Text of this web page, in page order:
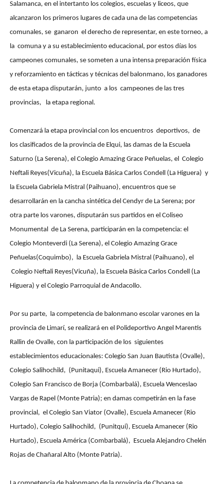
Salamanca, en el intertanto los colegios, escuelas y liceos, que
alcanzaron los primeros lugares de cada una de las competencias
comunales, se ganaron el derecho de representar, en este torneo, a
la comuna y a su establecimiento educacional, por estos días los
campeones comunales, se someten a una intensa preparación física
y reforzamiento en tácticas y técnicas del balonmano, los ganadores
de esta etapa disputarán, junto a los campeones de las tres
provincias, la etapa regional.
Comenzará la etapa provincial con los encuentros deportivos, de
los clasificados de la provincia de Elqui, las damas de la Escuela
Saturno (La Serena), el Colegio Amazing Grace Peñuelas, el Colegio
Neftali Reyes(Vicuña), la Escuela Básica Carlos Condell (La Higuera) y
la Escuela Gabriela Mistral (Paihuano), encuentros que se
desarrollarán en la cancha sintética del Cendyr de La Serena; por
otra parte los varones, disputarán sus partidos en el Coliseo
Monumental de La Serena, participarán en la competencia: el
Colegio Monteverdi (La Serena), el Colegio Amazing Grace
Peñuelas(Coquimbo), la Escuela Gabriela Mistral (Paihuano), el
Colegio Neftali Reyes(Vicuña), la Escuela Básica Carlos Condell (La
Higuera) y el Colegio Parroquial de Andacollo.
Por su parte, la competencia de balonmano escolar varones en la
provincia de Limarí, se realizará en el Polideportivo Angel Marentis
Rallin de Ovalle, con la participación de los siguientes
establecimientos educacionales: Colegio San Juan Bautista (Ovalle),
Colegio Salihochild, (Punitaqui), Escuela Amanecer (Rio Hurtado),
Colegio San Francisco de Borja (Combarbalá), Escuela Wenceslao
Vargas de Rapel (Monte Patria); en damas competirán en la fase
provincial, el Colegio San Viator (Ovalle), Escuela Amanecer (Rio
Hurtado), Colegio Salihochild, (Punitqui), Escuela Amanecer (Rio
Hurtado), Escuela América (Combarbalá), Escuela Alejandro Chelén
Rojas de Chañaral Alto (Monte Patria).